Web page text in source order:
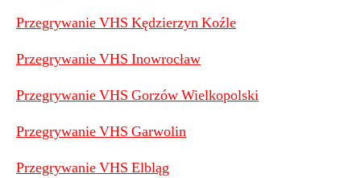
Przegrywanie VHS Kędzierzyn Koźle
Przegrywanie VHS Inowrocław
Przegrywanie VHS Gorzów Wielkopolski
Przegrywanie VHS Garwolin
Przegrywanie VHS Elbląg